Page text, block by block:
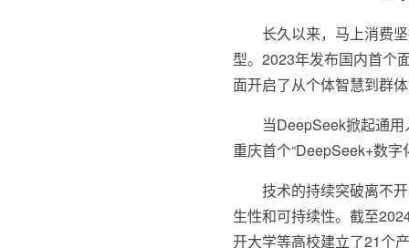
长久以来，马上消费
型。2023年发布国内首个
面开启了从个体智慧到群
当DeepSeek掀起通
重庆首个“DeepSeek+数字
技术的持续突破离不
生性和可持续性。截至
开大学等高校建立了21个